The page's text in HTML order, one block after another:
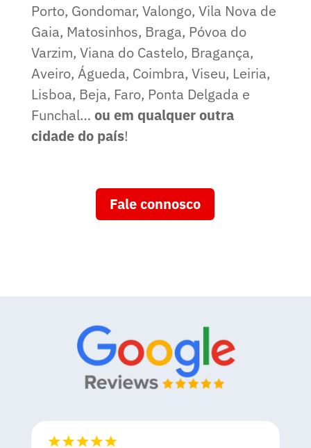
Porto, Gondomar, Valongo, Vila Nova de
Gaia, Matosinhos, Braga, Póvoa do
Varzim, Viana do Castelo, Bragança,
Aveiro, Águeda, Coimbra, Viseu, Leiria,
Lisboa, Beja, Faro, Ponta Delgada e
Funchal… ou em qualquer outra
cidade do país!
Fale connosco